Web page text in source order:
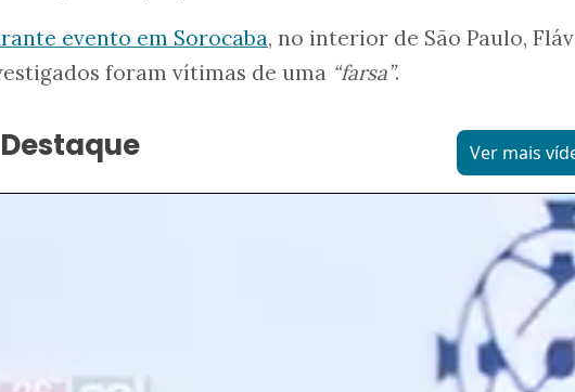
evento em Sorocaba, no interior de São Paulo,
foram vítimas de uma “farsa”.
Ver mais